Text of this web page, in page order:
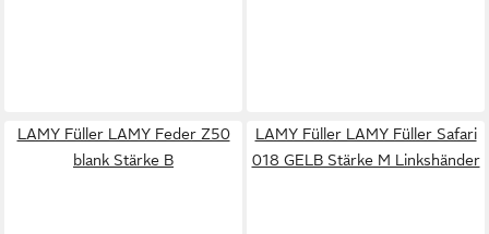
LAMY Füller LAMY Feder Z50
blank Stärke B
LAMY Füller LAMY Füller Safari
018 GELB Stärke M Linkshänder